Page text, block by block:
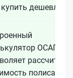
дешевле
ОСАГО
рассчитать
полиса